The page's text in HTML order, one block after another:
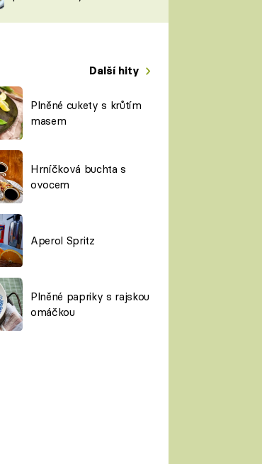
Další hity
Plněné cukety s krůtím
masem
Hrníčková buchta s
ovocem
Aperol Spritz
Plněné papriky s rajskou
omáčkou